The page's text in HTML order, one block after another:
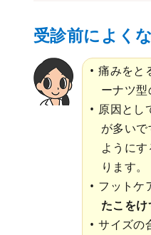
受診前によく
痛みをと
ーナツ
原因とし
が多いで
ように
ります。
フットケ
たこをけ
サイズの